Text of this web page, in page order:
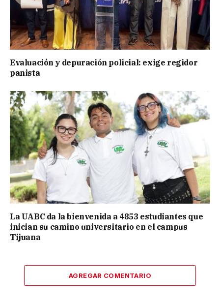
Evaluación y depuración policial: exige regidor
panista
La UABC da la bienvenida a 4853 estudiantes que
inician su camino universitario en el campus
Tijuana
AGREGAR COMENTARIO